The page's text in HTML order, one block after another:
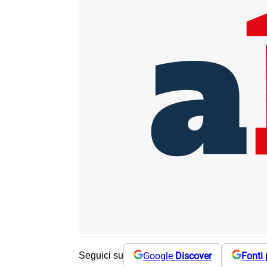
Seguici su Google Discover Fonti